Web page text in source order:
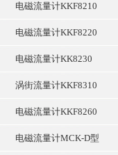
电磁流量计KKF8210
电磁流量计KKF8220
电磁流量计KK8230
涡街流量计KKF8310
电磁流量计KKF8260
电磁流量计MCK-D型